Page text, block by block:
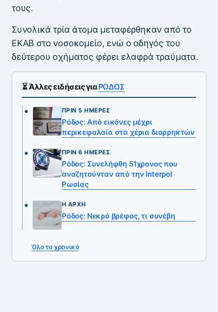
τους.
Συνολικά τρία άτομα μεταφέρθηκαν από το
ΕΚΑΒ στο νοσοκομείο, ενώ ο οδηγός του
δεύτερου οχήματος φέρει ελαφρά τραύματα.
⏳ Άλλες ειδήσεις γιαΡΟΔΟΣ
ΠΡΙΝ 5 ΗΜΈΡΕΣ
Ρόδος: Από εικόνες μέχρι
περικεφαλαία στα χέρια διαρρηκτών
ΠΡΙΝ 6 ΗΜΈΡΕΣ
Ρόδος: Συνελήφθη 51χρονος που
αναζητούνταν από την Interpol
Ρωσίας
Η ΑΡΧΉ
Ρόδος: Νεκρό βρέφος, τι συνέβη
Όλο το χρονικό